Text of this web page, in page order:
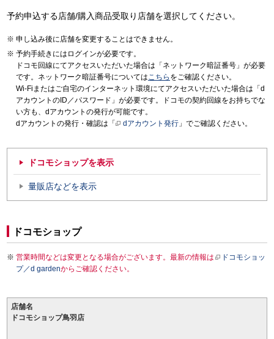
予約申込する店舗/購入商品受取り店舗を選択してください。
申し込み後に店舗を変更することはできません。
予約手続きにはログインが必要です。
ドコモ回線にてアクセスいただいた場合は「ネットワーク暗証番号」が必要
です。ネットワーク暗証番号についてはこちら をご確認ください。
Wi-Fiまたはご自宅のインターネット環境にてアクセスいただいた場合は「d
アカウントのID／パスワード」が必要です。ドコモの契約回線をお持ちでな
い方も、dアカウントの発行が可能です。
dアカウントの発行・確認は「
dアカウント発行 」でご確認ください。
ドコモショップを表示
量販店などを表示
ドコモショップ
営業時間などは変更となる場合がございます。最新の情報は
ドコモショッ
プ／d gardenからご確認ください。
店舗名
ドコモショップ鳥羽店